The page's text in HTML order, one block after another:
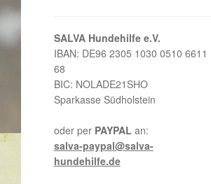
SALVA Hundehilfe e.V.
IBAN: DE96 2305 1030 0510 6611
68
BIC: NOLADE21SHO
Sparkasse Südholstein
oder per PAYPAL an:
salva-paypal@salva-
hundehilfe.de